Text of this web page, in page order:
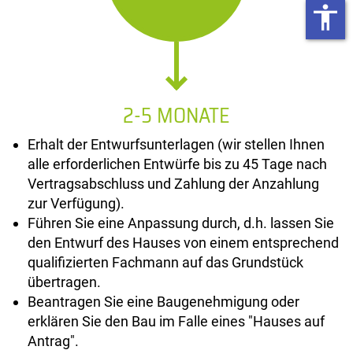
2-5 MONATE
Erhalt der Entwurfsunterlagen (wir stellen Ihnen
alle erforderlichen Entwürfe bis zu 45 Tage nach
Vertragsabschluss und Zahlung der Anzahlung
zur Verfügung).
Führen Sie eine Anpassung durch, d.h. lassen Sie
den Entwurf des Hauses von einem entsprechend
qualifizierten Fachmann auf das Grundstück
übertragen.
Beantragen Sie eine Baugenehmigung oder
erklären Sie den Bau im Falle eines "Hauses auf
Antrag".
accessibility